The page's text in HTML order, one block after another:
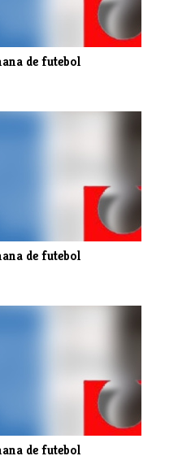
de futebol
de futebol
de futebol